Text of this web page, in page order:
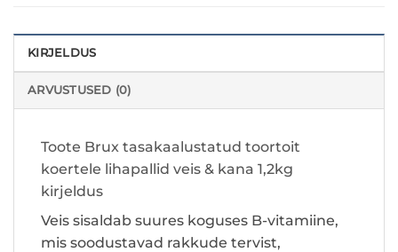
KIRJELDUS
ARVUSTUSED (0)
Toote Brux tasakaalustatud toortoit
koertele lihapallid veis & kana 1,2kg
kirjeldus
Veis sisaldab suures koguses B-vitamiine,
mis soodustavad rakkude tervist,